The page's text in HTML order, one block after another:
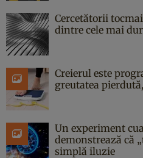
Cercetătorii
dintre cele mai
Creierul este
greutatea
Un experiment
demonstrează că
simplă iluzie